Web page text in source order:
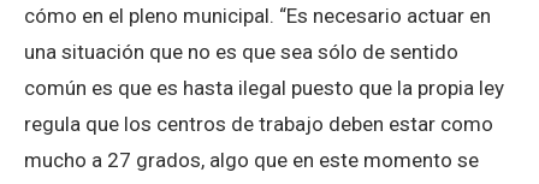
cómo en el pleno municipal. “Es necesario actuar en
una situación que no es que sea sólo de sentido
común es que es hasta ilegal puesto que la propia ley
regula que los centros de trabajo deben estar como
mucho a 27 grados, algo que en este momento se